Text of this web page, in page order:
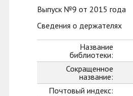
Выпуск №9 от 2015 года
Сведения о держателях
Название
библиотеки:
Сокращенное
название:
Почтовый индекс: